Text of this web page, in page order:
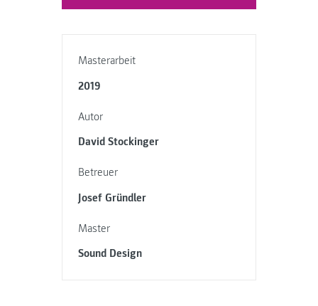
Masterarbeit
2019
Autor
David Stockinger
Betreuer
Josef Gründler
Master
Sound Design